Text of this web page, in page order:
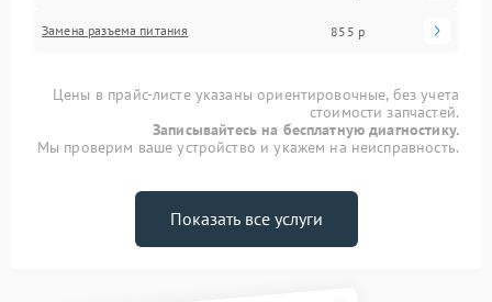
Замена разъема питания 855 р
Цены в прайс-листе указаны ориентировочные, без учета
стоимости запчастей.
Записывайтесь на бесплатную диагностику.
Мы проверим ваше устройство и укажем на неисправность.
Показать все услуги